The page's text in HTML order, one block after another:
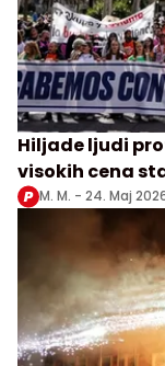
Hiljade ljudi
visokih cena
M. M. - 24. Maj